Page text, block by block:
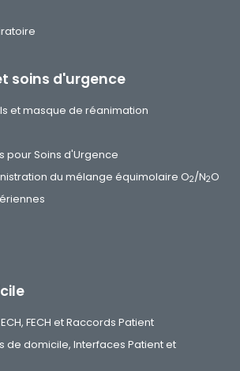
soins d'urgence
et masque de réanimation
pour Soins d'Urgence
du mélange équimolaire O2/N2O
FECH et Raccords Patient
de domicile, Interfaces Patient et